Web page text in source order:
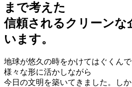
まで考えた
信頼されるクリーンな
います。
地球が悠久の時をかけてはぐくん
様々な形に活かしながら
今日の文明を築いてきました。し